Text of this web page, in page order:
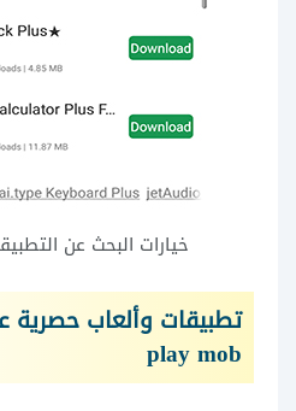
خيارات البحث عن
تطبيقات وألعاب حصرية
play mob